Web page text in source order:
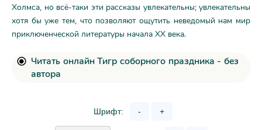
Холмса, но всё-таки эти рассказы увлекательны; увлекательны
хотя бы уже тем, что позволяют ощутить неведомый нам мир
приключенческой литературы начала ХХ века.
Читать онлайн Тигр соборного праздника - без
автора
Шрифт: - +